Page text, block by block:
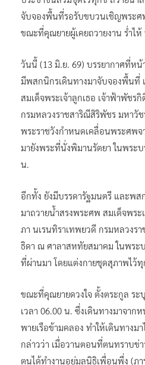
จับจองพื้นที่รอรับขบวนเชิญพระศ
ขณะที่คุณยายผู้เคยถวายงาน ร่ำไห้
วันนี้ (13 มิ.ย. 69) บรรยากาศที่ห
มีพสกนิกรเดินทางมาจับจองพื้นที่
สมเด็จพระเจ้าลูกเธอ เจ้าฟ้าพัชร
กรมหลวงราชสาริณีสิริพัชร มหาวัช
พระราชวังกำหนดเคลื่อนพระศพ
มายังพระที่นั่งพิมานรัตยา ในพระบ
น.
อีกทั้ง ยังมีบรรดารัฐมนตรี และพ
มาถวายน้ำสรงพระศพ สมเด็จพระ
ภา นเรนทิราเทพยวดี กรมหลวงร
ธิดา ณ ศาลาสหทัยสมาคม ในพระ
ที่ผ่านมา โดยแต่งกายชุดสุภาพไว้
ขณะที่คุณยายดวงใจ ตั้งตระกูล ระ
เวลา 06.00 น. ซึ่งเดินทางมาจาก
พายเรือข้ามคลอง ทำให้เดินทางม
กล่าวว่า เมื่อวานตอนที่ตนทราบข่า
ตนได้ทำงานอยู่มูลนิธิเพื่อนพึ่ง (ภา